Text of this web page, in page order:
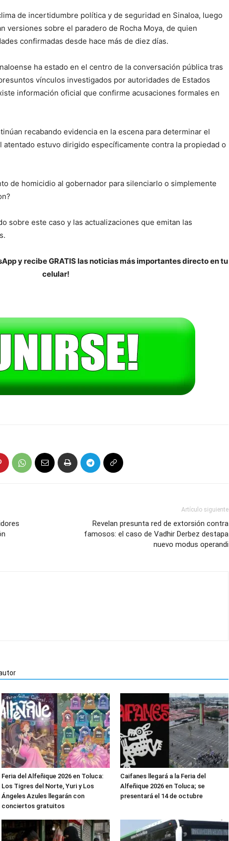
de incertidumbre política y de seguridad en Sinaloa, luego
versiones sobre el paradero de Rocha Moya, de quien
confirmadas desde hace más de diez días.
ha estado en el centro de la conversación pública tras
vínculos investigados por autoridades de Estados
información oficial que confirme acusaciones formales en
recabando evidencia en la escena para determinar el
atentado estuvo dirigido específicamente contra la propiedad o
de homicidio al gobernador para silenciarlo o simplemente
sobre este caso y las actualizaciones que emitan las
y recibe GRATIS las noticias más importantes directo en tu
celular!
Artículo siguiente
Revelan presunta red de extorsión contra
famosos: el caso de Vadhir Derbez destapa
nuevo modus operandi
Feria del Alfeñique 2026 en Toluca:
Los Tigres del Norte, Yuri y Los
Ángeles Azules llegarán con
conciertos gratuitos
Caifanes llegará a la Feria del
Alfeñique 2026 en Toluca; se
presentará el 14 de octubre